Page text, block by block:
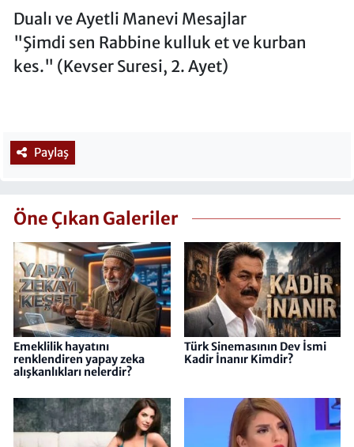
Dualı ve Ayetli Manevi Mesajlar
"Şimdi sen Rabbine kulluk et ve kurban
kes." (Kevser Suresi, 2. Ayet)
Paylaş
Öne Çıkan Galeriler
Emeklilik hayatını
renklendiren yapay zeka
alışkanlıkları nelerdir?
Türk Sinemasının Dev İsmi
Kadir İnanır Kimdir?